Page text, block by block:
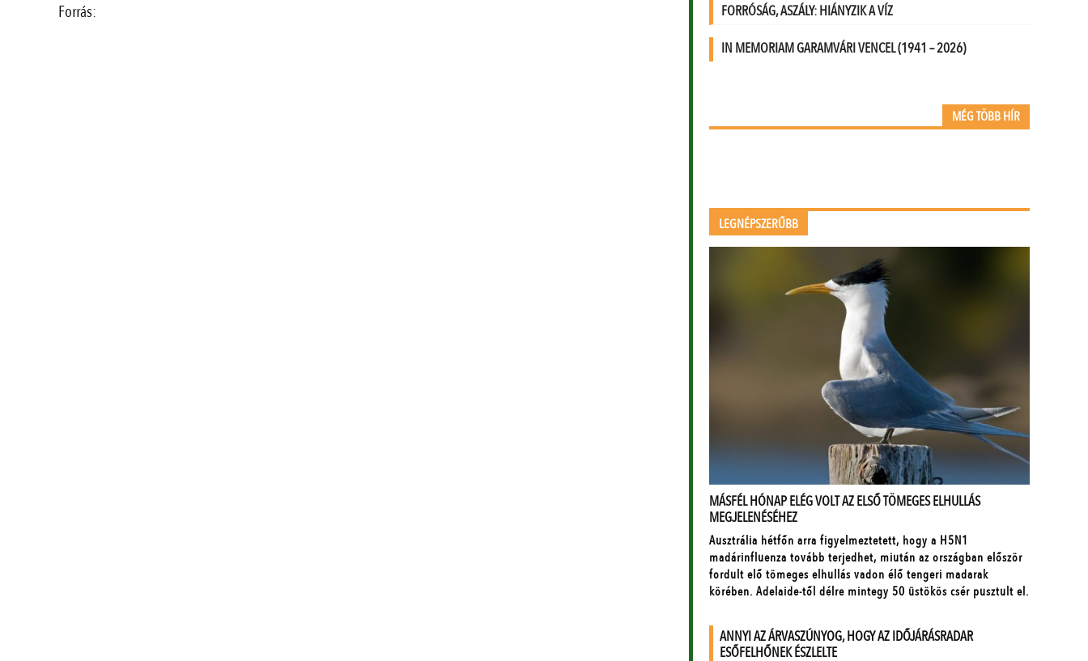
Forrás:
FORRÓSÁG, ASZÁLY: HIÁNYZIK A VÍZ
IN MEMORIAM GARAMVÁRI VENCEL (1941 – 2026)
MÉG TÖBB HÍR
LEGNÉPSZERŰBB